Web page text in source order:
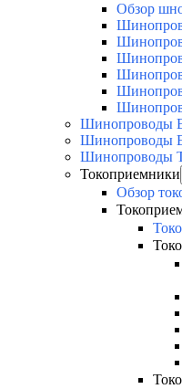
Обзор
Шинопроводы
Шинопроводы
Шинопроводы
Токоприемники
Обзор